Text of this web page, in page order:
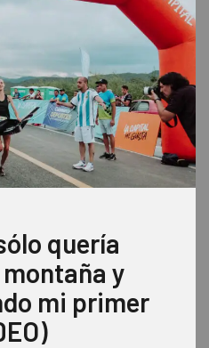
quería
y
mi primer